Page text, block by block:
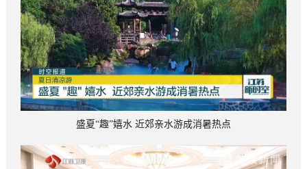
盛夏“趣”嬉水 近郊亲水游成消暑热点